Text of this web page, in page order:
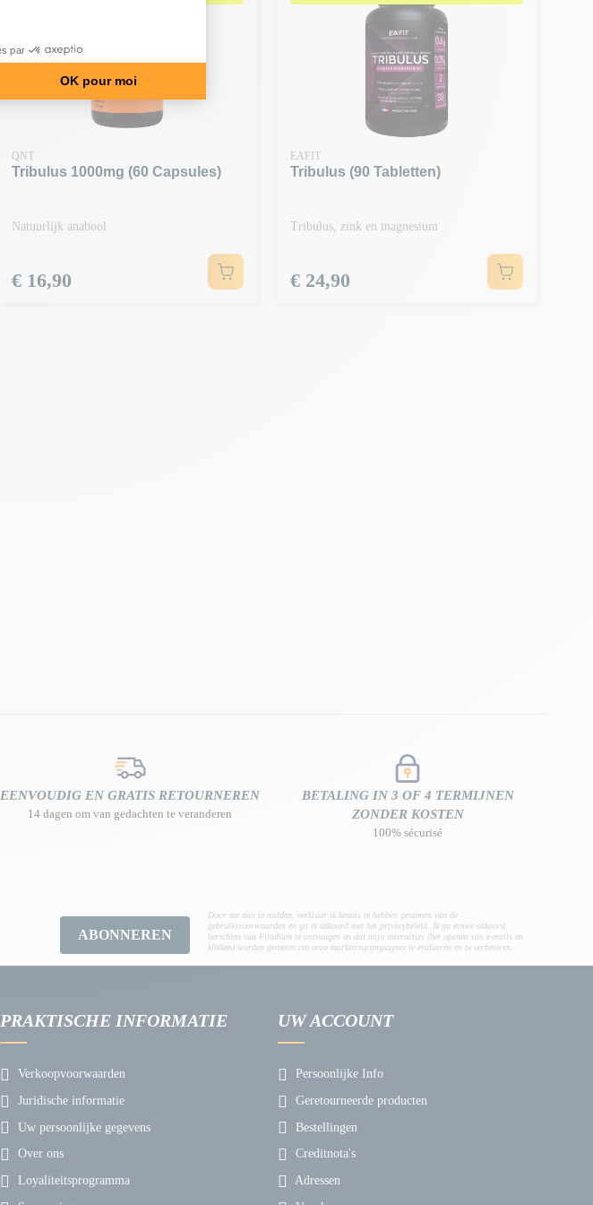
QNT
Tribulus 1000mg (60 Capsules)
Natuurlijk anabool
Prijs
€ 16,90
EAFIT
Tribulus (90 Tabletten)
Tribulus, zink en magnesium
Prijs
€ 24,90
EENVOUDIG EN GRATIS RETOURNEREN
14 dagen om van gedachten te veranderen
BETALING IN 3 OF 4 TERMIJNEN
ZONDER KOSTEN
100% sécurisé
ABONNEREN
Door me aan te melden, verklaar ik kennis te hebben genomen van de
gebruiksvoorwaarden en ga ik akkoord met het privacybeleid. Ik ga ermee akkoord
berichten van Fitadium te ontvangen en dat mijn interacties (het openen van e-mails en
klikken) worden gemeten om onze marketingcampagnes te evalueren en te verbeteren.
PRAKTISCHE INFORMATIE
Verkoopvoorwaarden
Juridische informatie
Uw persoonlijke gegevens
Over ons
Loyaliteitsprogramma
UW ACCOUNT
Persoonlijke Info
Geretourneerde producten
Bestellingen
Creditnota's
Adressen